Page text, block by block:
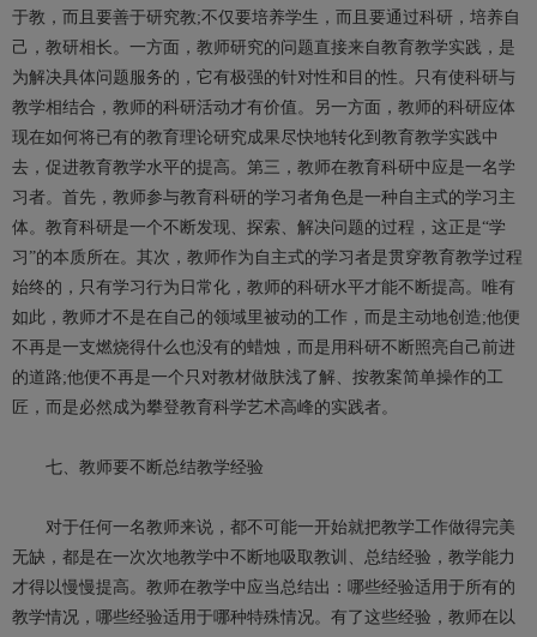
于教，而且要善于研究教;不仅要培养学生，而且要通过科研，培养自
己，教研相长。一方面，教师研究的问题直接来自教育教学实践，是
为解决具体问题服务的，它有极强的针对性和目的性。只有使科研与
教学相结合，教师的科研活动才有价值。另一方面，教师的科研应体
现在如何将已有的教育理论研究成果尽快地转化到教育教学实践中
去，促进教育教学水平的提高。第三，教师在教育科研中应是一名学
习者。首先，教师参与教育科研的学习者角色是一种自主式的学习主
体。教育科研是一个不断发现、探索、解决问题的过程，这正是“学
习”的本质所在。其次，教师作为自主式的学习者是贯穿教育教学过程
始终的，只有学习行为日常化，教师的科研水平才能不断提高。唯有
如此，教师才不是在自己的领域里被动的工作，而是主动地创造;他便
不再是一支燃烧得什么也没有的蜡烛，而是用科研不断照亮自己前进
的道路;他便不再是一个只对教材做肤浅了解、按教案简单操作的工
匠，而是必然成为攀登教育科学艺术高峰的实践者。
七、教师要不断总结教学经验
对于任何一名教师来说，都不可能一开始就把教学工作做得完美
无缺，都是在一次次地教学中不断地吸取教训、总结经验，教学能力
才得以慢慢提高。教师在教学中应当总结出：哪些经验适用于所有的
教学情况，哪些经验适用于哪种特殊情况。有了这些经验，教师在以